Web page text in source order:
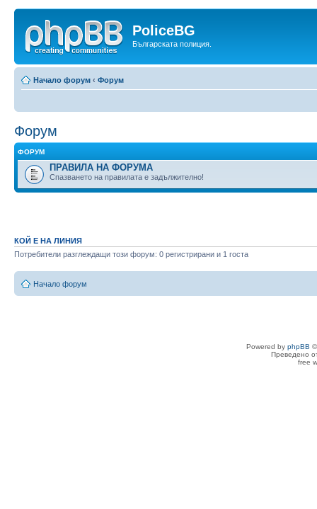
PoliceBG
Българската полиция.
Начало форум ‹ Форум
Форум
ФОРУМ
ПРАВИЛА НА ФОРУМА
Спазването на правилата е задължително!
КОЙ Е НА ЛИНИЯ
Потребители разглеждащи този форум: 0 регистрирани и 1 госта
Начало форум
Powered by phpBB
Преведено
free